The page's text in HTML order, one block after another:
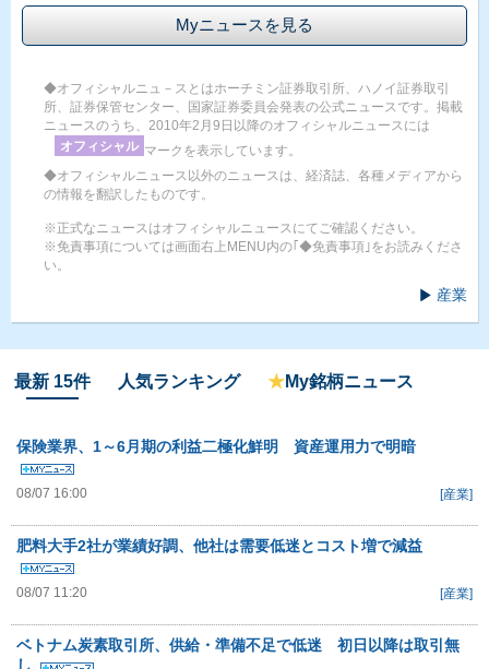
Myニュースを見る
◆オフィシャルニュ－スとはホーチミン証券取引所、ハノイ証券取引
所、証券保管センター、国家証券委員会発表の公式ニュースです。掲載
ニュースのうち、2010年2月9日以降のオフィシャルニュースには
オフィシャル マークを表示しています。
◆オフィシャルニュース以外のニュースは、経済誌、各種メディアから
の情報を翻訳したものです。
※正式なニュースはオフィシャルニュースにてご確認ください。
※免責事項については画面右上MENU内の｢◆免責事項｣をお読みくださ
い。
産業
最新 15件 人気ランキング ★My銘柄ニュース
保険業界、1～6月期の利益二極化鮮明 資産運用力で明暗
08/07 16:00 [産業]
肥料大手2社が業績好調、他社は需要低迷とコスト増で減益
08/07 11:20 [産業]
ベトナム炭素取引所、供給・準備不足で低迷 初日以降は取引無
し